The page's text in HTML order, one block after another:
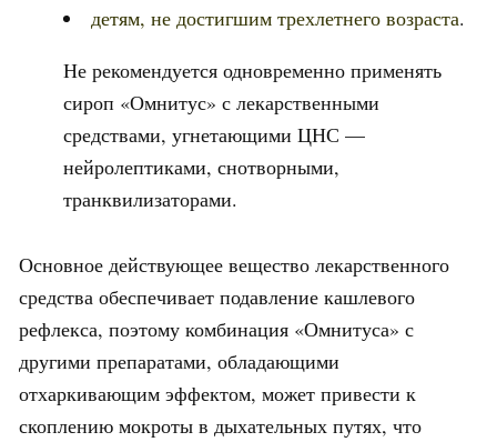
детям, не достигшим трехлетнего возраста.
Не рекомендуется одновременно применять
сироп «Омнитус» с лекарственными
средствами, угнетающими ЦНС —
нейролептиками, снотворными,
транквилизаторами.
Основное действующее вещество лекарственного
средства обеспечивает подавление кашлевого
рефлекса, поэтому комбинация «Омнитуса» с
другими препаратами, обладающими
отхаркивающим эффектом, может привести к
скоплению мокроты в дыхательных путях, что